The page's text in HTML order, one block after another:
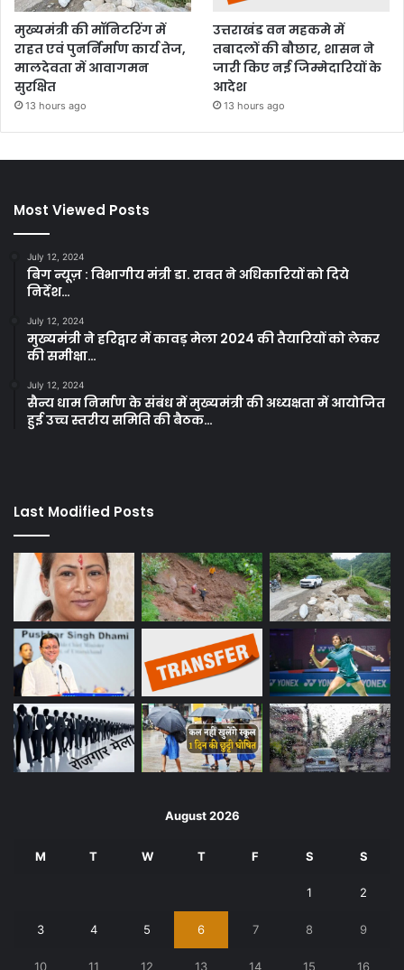
मुख्यमंत्री की मॉनिटरिंग में
राहत एवं पुनर्निर्माण कार्य तेज,
मालदेवता में आवागमन
सुरक्षित
13 hours ago
उत्तराखंड वन महकमे में
तबादलों की बौछार, शासन ने
जारी किए नई जिम्मेदारियों के
आदेश
13 hours ago
Most Viewed Posts
July 12, 2024
बिग न्यूज़ : विभागीय मंत्री डा. रावत ने अधिकारियों को दिये
निर्देश…
July 12, 2024
मुख्यमंत्री ने हरिद्वार में कावड़ मेला 2024 की तैयारियों को लेकर
की समीक्षा…
July 12, 2024
सैन्य धाम निर्माण के संबंध में मुख्यमंत्री की अध्यक्षता में आयोजित
हुई उच्च स्तरीय समिति की बैठक…
Last Modified Posts
August 2026
M T W T F S S
1 2
3 4 5 6 7 8 9
10 11 12 13 14 15 16